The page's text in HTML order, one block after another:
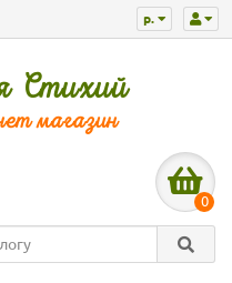
р.
0